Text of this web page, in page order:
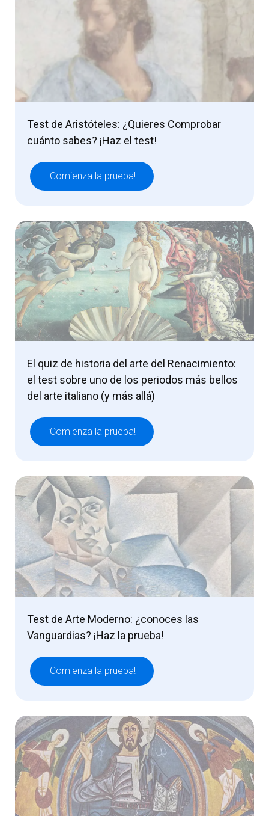
Test de Aristóteles: ¿Quieres Comprobar
cuánto sabes? ¡Haz el test!
¡Comienza la prueba!
El quiz de historia del arte del Renacimiento:
el test sobre uno de los periodos más bellos
del arte italiano (y más allá)
¡Comienza la prueba!
Test de Arte Moderno: ¿conoces las
Vanguardias? ¡Haz la prueba!
¡Comienza la prueba!